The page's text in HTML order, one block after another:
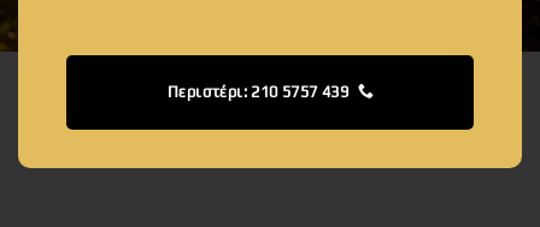
Περιστέρι: 210 5757 439